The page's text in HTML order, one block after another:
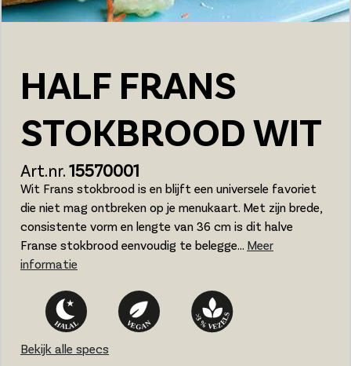
HALF FRANS
STOKBROOD WIT
Art.nr.15570001
Wit Frans stokbrood is en blijft een universele favoriet
die niet mag ontbreken op je menukaart. Met zijn brede,
consistente vorm en lengte van 36 cm is dit halve
Franse stokbrood eenvoudig te belegge... Meer
informatie
Bekijk alle specs